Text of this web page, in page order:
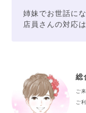
姉妹でお世話にな
店員さんの対応
総
ご
ご